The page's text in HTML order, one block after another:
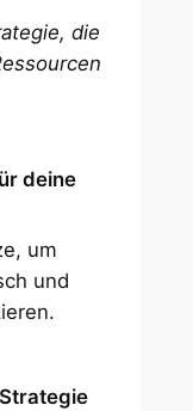
die
deine
um
und